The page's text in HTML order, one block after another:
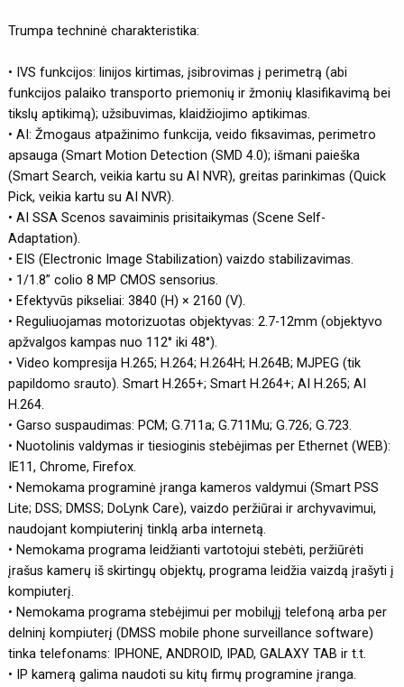
Trumpa techninė charakteristika:
• IVS funkcijos: linijos kirtimas, įsibrovimas į perimetrą (abi
funkcijos palaiko transporto priemonių ir žmonių klasifikavimą bei
tikslų aptikimą); užsibuvimas, klaidžiojimo aptikimas.
• AI: Žmogaus atpažinimo funkcija, veido fiksavimas, perimetro
apsauga (Smart Motion Detection (SMD 4.0); išmani paieška
(Smart Search, veikia kartu su AI NVR), greitas parinkimas (Quick
Pick, veikia kartu su AI NVR).
• AI SSA Scenos savaiminis prisitaikymas (Scene Self-
Adaptation).
• EIS (Electronic Image Stabilization) vaizdo stabilizavimas.
• 1/1.8” colio 8 MP CMOS sensorius.
• Efektyvūs pikseliai: 3840 (H) × 2160 (V).
• Reguliuojamas motorizuotas objektyvas: 2.7-12mm (objektyvo
apžvalgos kampas nuo 112° iki 48°).
• Video kompresija H.265; H.264; H.264H; H.264B; MJPEG (tik
papildomo srauto). Smart H.265+; Smart H.264+; AI H.265; AI
H.264.
• Garso suspaudimas: PCM; G.711a; G.711Mu; G.726; G.723.
• Nuotolinis valdymas ir tiesioginis stebėjimas per Ethernet (WEB):
IE11, Chrome, Firefox.
• Nemokama programinė įranga kameros valdymui (Smart PSS
Lite; DSS; DMSS; DoLynk Care), vaizdo peržiūrai ir archyvavimui,
naudojant kompiuterinį tinklą arba internetą.
• Nemokama programa leidžianti vartotojui stebėti, peržiūrėti
įrašus kamerų iš skirtingų objektų, programa leidžia vaizdą įrašyti į
kompiuterį.
• Nemokama programa stebėjimui per mobilųjį telefoną arba per
delninį kompiuterį (DMSS mobile phone surveillance software)
tinka telefonams: IPHONE, ANDROID, IPAD, GALAXY TAB ir t.t.
• IP kamerą galima naudoti su kitų firmų programine įranga.